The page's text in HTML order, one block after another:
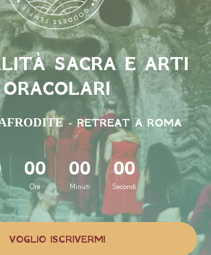
SACRA E ARTI
ORACOLARI
- RETREAT A ROMA
00
Ore
00
Minuti
00
Secondi
VOGLIO ISCRIVERMI